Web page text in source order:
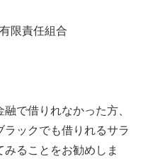
限責任組合
で借りれなかった方、
ックでも借りれるサラ
ることをお勧めしま